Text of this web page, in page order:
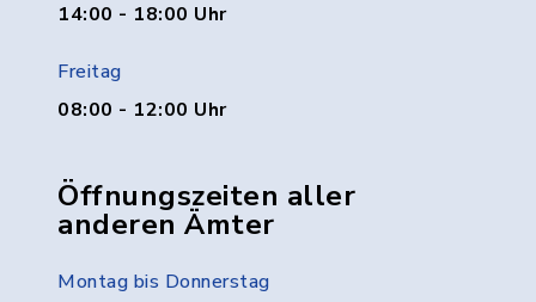
14:00 - 18:00 Uhr
Freitag
08:00 - 12:00 Uhr
Öffnungszeiten aller
anderen Ämter
Montag bis Donnerstag